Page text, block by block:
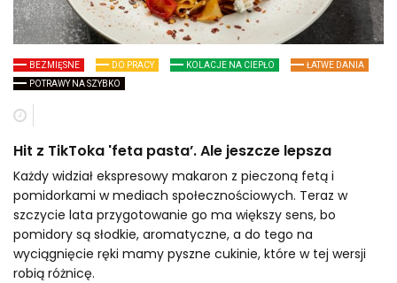
BEZMIĘSNE DO PRACY KOLACJE NA CIEPŁO
ŁATWE DANIA
POTRAWY NA SZYBKO
Hit z TikToka 'feta pasta’. Ale jeszcze lepsza
Każdy widział ekspresowy makaron z pieczoną fetą i
pomidorkami w mediach społecznościowych. Teraz w
szczycie lata przygotowanie go ma większy sens, bo
pomidory są słodkie, aromatyczne, a do tego na
wyciągnięcie ręki mamy pyszne cukinie, które w tej wersji
robią różnicę.